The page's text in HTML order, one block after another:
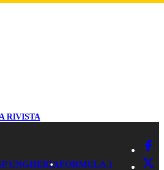
RIVISTA
UNGHERIAFORMULA 1